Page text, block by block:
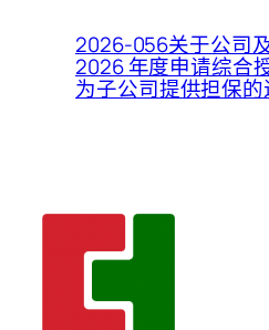
2026-056关于公司
2026 年度申请综合
为子公司提供担保